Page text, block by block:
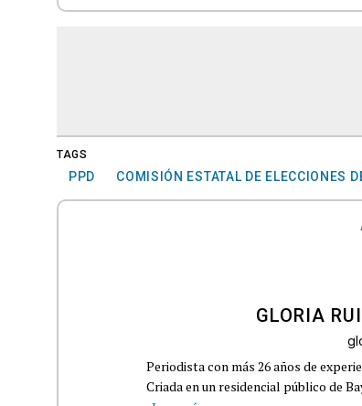
TAGS
PPD COMISIÓN ESTATAL DE ELECCIONES
GLORIA
Periodista con más 26 años de
Criada en un residencial público de